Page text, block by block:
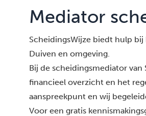
Mediator
ScheidingsWijze biedt hulp bij
Duiven en omgeving.
Bij de scheidingsmediator
financieel overzicht en het
aanspreekpunt en wij
Voor een gratis